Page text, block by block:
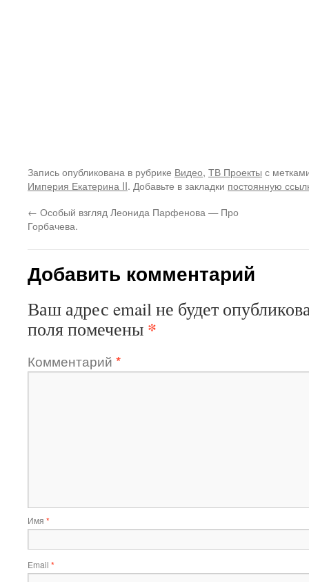
Запись опубликована в рубрике Видео, ТВ Проекты с
Империя Екатерина II. Добавьте в закладки постоянную
← Особый взгляд Леонида Парфенова — Про
Горбачева.
Добавить комментарий
Ваш адрес email не будет
поля помечены *
Комментарий *
Имя *
Email *